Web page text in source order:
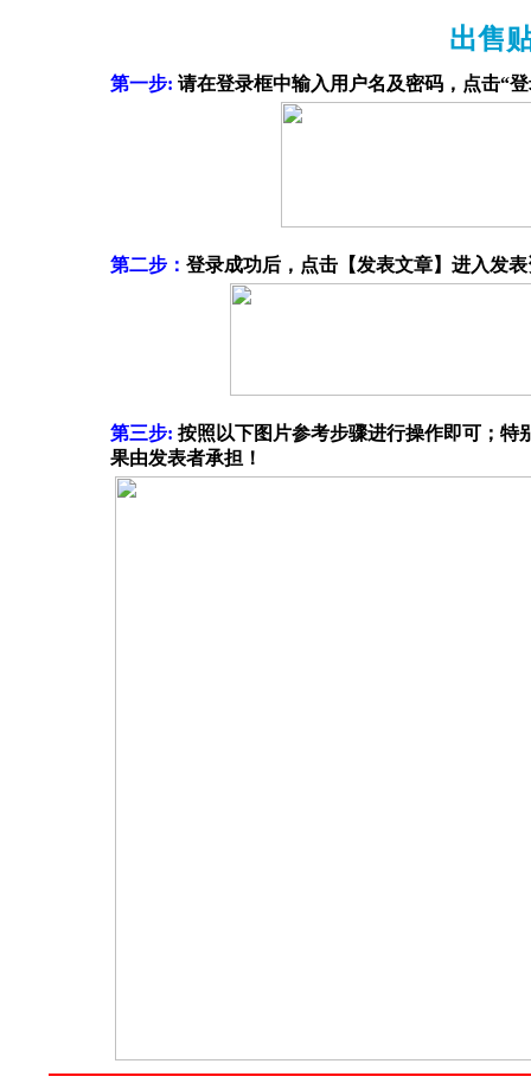
出售
第一步: 请在登录框中输入用户名及密码，点击“
第二步： 登录成功后，点击【发表文章】进入发
第三步: 按照以下图片参考步骤进行操作即可；特
果由发表者承担！